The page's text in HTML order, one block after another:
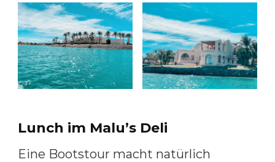
Lunch im Malu’s Deli
Eine Bootstour macht natürlich